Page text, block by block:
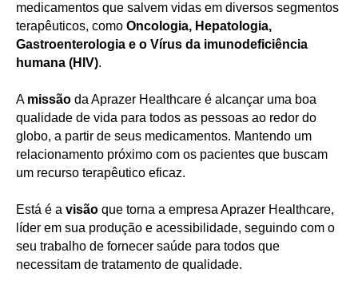
medicamentos que salvem vidas em diversos segmentos
terapêuticos, como Oncologia, Hepatologia,
Gastroenterologia e o Vírus da imunodeficiência
humana (HIV).
A missão da Aprazer Healthcare é alcançar uma boa
qualidade de vida para todos as pessoas ao redor do
globo, a partir de seus medicamentos. Mantendo um
relacionamento próximo com os pacientes que buscam
um recurso terapêutico eficaz.
Está é a visão que torna a empresa Aprazer Healthcare,
líder em sua produção e acessibilidade, seguindo com o
seu trabalho de fornecer saúde para todos que
necessitam de tratamento de qualidade.